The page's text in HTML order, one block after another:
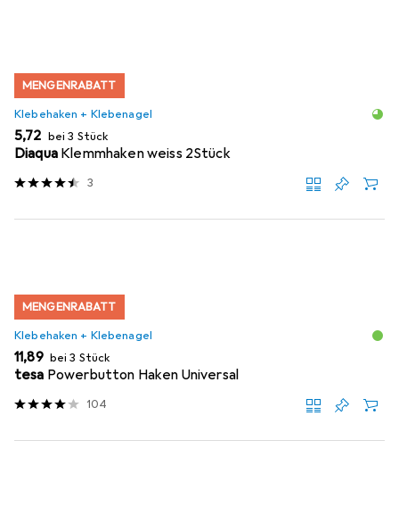
MENGENRABATT
Klebehaken + Klebenagel
EUR
5,72 bei 3 Stück
Diaqua Klemmhaken weiss 2Stück
3
MENGENRABATT
Klebehaken + Klebenagel
EUR
11,89 bei 3 Stück
tesa Powerbutton Haken Universal
104